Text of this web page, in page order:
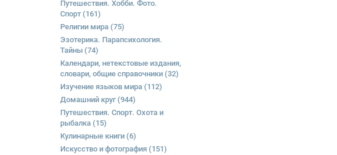
Путешествия. Хобби. Фото.
Спорт(161)
Религии мира (75)
Эзотерика. Парапсихология.
Тайны (74)
Календари, нетекстовые издания,
словари, общие справочники (32)
Изучение языков мира (112)
Домашний круг(944)
Путешествия. Спорт. Охота и
рыбалка (15)
Кулинарные книги (6)
Искусство и фотография (151)